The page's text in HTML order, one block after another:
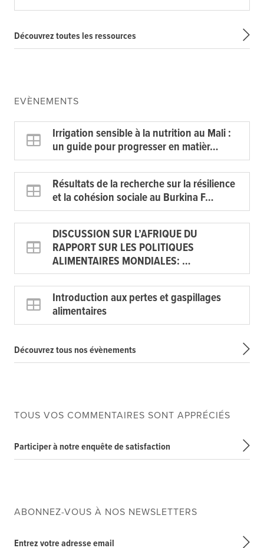
Découvrez toutes les ressources
EVÈNEMENTS
Irrigation sensible à la nutrition au Mali :
un guide pour progresser en matièr…
Résultats de la recherche sur la résilience
et la cohésion sociale au Burkina F…
DISCUSSION SUR L’AFRIQUE DU
RAPPORT SUR LES POLITIQUES
ALIMENTAIRES MONDIALES: …
Introduction aux pertes et gaspillages
alimentaires
Découvrez tous nos évènements
TOUS VOS COMMENTAIRES SONT APPRÉCIÉS
Participer à notre enquête de satisfaction
ABONNEZ-VOUS À NOS NEWSLETTERS
Entrez votre adresse email